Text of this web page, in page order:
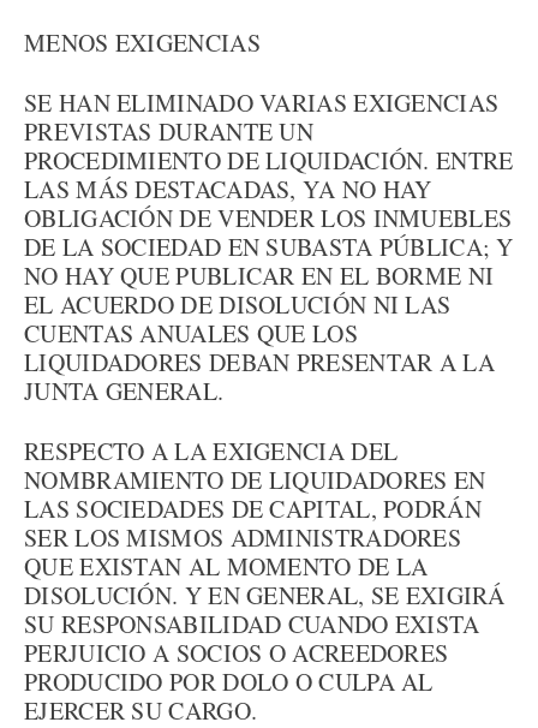
MENOS EXIGENCIAS
SE HAN ELIMINADO VARIAS EXIGENCIAS
PREVISTAS DURANTE UN
PROCEDIMIENTO DE LIQUIDACIÓN. ENTRE
LAS MÁS DESTACADAS, YA NO HAY
OBLIGACIÓN DE VENDER LOS INMUEBLES
DE LA SOCIEDAD EN SUBASTA PÚBLICA; Y
NO HAY QUE PUBLICAR EN EL BORME NI
EL ACUERDO DE DISOLUCIÓN NI LAS
CUENTAS ANUALES QUE LOS
LIQUIDADORES DEBAN PRESENTAR A LA
JUNTA GENERAL.
RESPECTO A LA EXIGENCIA DEL
NOMBRAMIENTO DE LIQUIDADORES EN
LAS SOCIEDADES DE CAPITAL, PODRÁN
SER LOS MISMOS ADMINISTRADORES
QUE EXISTAN AL MOMENTO DE LA
DISOLUCIÓN. Y EN GENERAL, SE EXIGIRÁ
SU RESPONSABILIDAD CUANDO EXISTA
PERJUICIO A SOCIOS O ACREEDORES
PRODUCIDO POR DOLO O CULPA AL
EJERCER SU CARGO.